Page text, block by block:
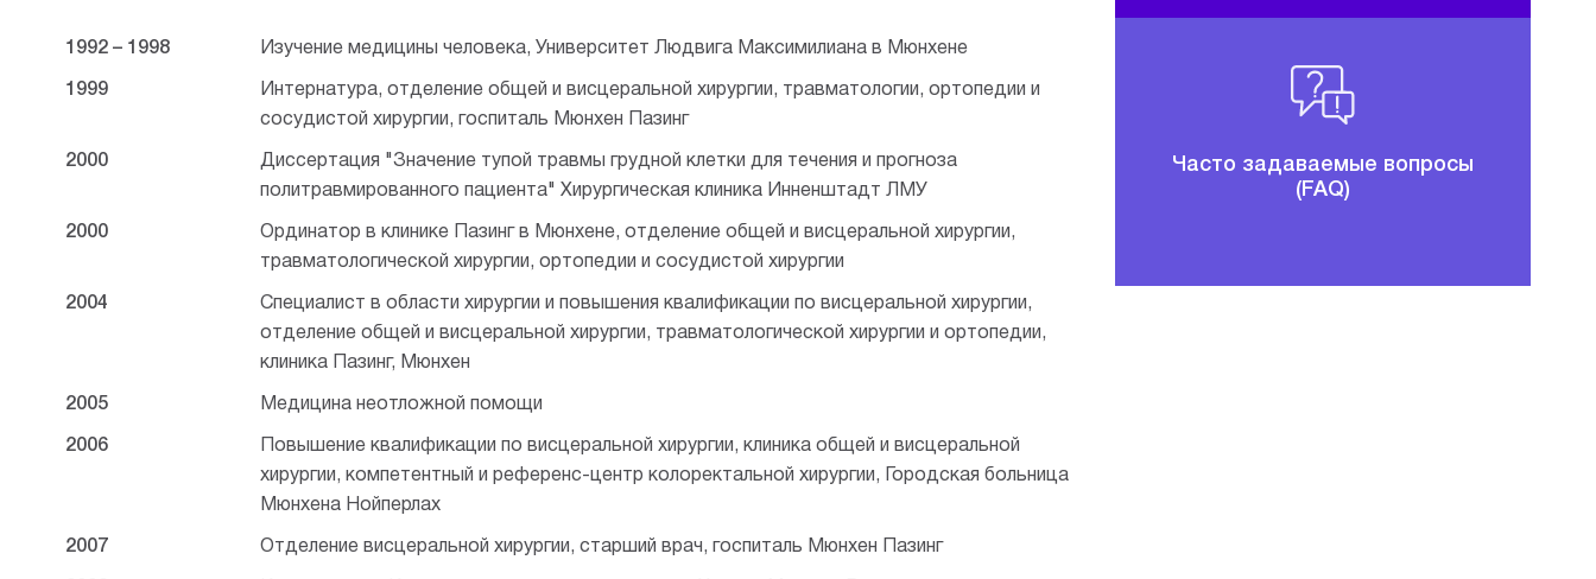
1992 – 1998 Изучение медицины человека, Университет Людвига Максимилиана в Мюнхене
1999
Интернатура, отделение общей и висцеральной хирургии, травматологии, ортопедии и
сосудистой хирургии, госпиталь Мюнхен Пазинг
2000
Диссертация "Значение тупой травмы грудной клетки для течения и прогноза
политравмированного пациента" Хирургическая клиника Инненштадт ЛМУ
2000
Ординатор в клинике Пазинг в Мюнхене, отделение общей и висцеральной хирургии,
травматологической хирургии, ортопедии и сосудистой хирургии
2004
Специалист в области хирургии и повышения квалификации по висцеральной хирургии,
отделение общей и висцеральной хирургии, травматологической хирургии и ортопедии,
клиника Пазинг, Мюнхен
2005 Медицина неотложной помощи
2006
Повышение квалификации по висцеральной хирургии, клиника общей и висцеральной
хирургии, компетентный и референс-центр колоректальной хирургии, Городская больница
Мюнхена Нойперлах
2007 Отделение висцеральной хирургии, cтарший врач, госпиталь Мюнхен Пазинг
Часто задаваемые вопросы
(FAQ)